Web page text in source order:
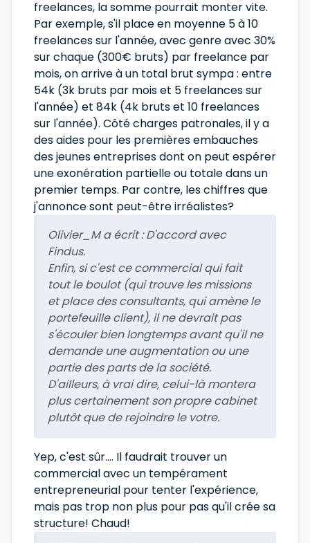
freelances, la somme pourrait monter vite.
Par exemple, s'il place en moyenne 5 à 10
freelances sur l'année, avec genre avec 30%
sur chaque (300€ bruts) par freelance par
mois, on arrive à un total brut sympa : entre
54k (3k bruts par mois et 5 freelances sur
l'année) et 84k (4k bruts et 10 freelances
sur l'année). Côté charges patronales, il y a
des aides pour les premières embauches
des jeunes entreprises dont on peut espérer
une exonération partielle ou totale dans un
premier temps. Par contre, les chiffres que
j'annonce sont peut-être irréalistes?
Olivier_M a écrit :D'accord avec
Findus.
Enfin, si c'est ce commercial qui fait
tout le boulot (qui trouve les missions
et place des consultants, qui amène le
portefeuille client), il ne devrait pas
s'écouler bien longtemps avant qu'il ne
demande une augmentation ou une
partie des parts de la société.
D'ailleurs, à vrai dire, celui-là montera
plus certainement son propre cabinet
plutôt que de rejoindre le votre.
Yep, c'est sûr.... Il faudrait trouver un
commercial avec un tempérament
entrepreneurial pour tenter l'expérience,
mais pas trop non plus pour pas qu'il crée sa
structure! Chaud!